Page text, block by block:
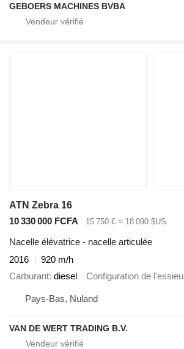
GEBOERS MACHINES BVBA
ATN Zebra 16
10 330 000 FCFA
15 750 € ≈ 18 090 $US
Nacelle élévatrice - nacelle articulée
2016
920 m/h
Carburant diesel Configuration de l'essieu
Pays-Bas, Nuland
VAN DE WERT TRADING B.V.